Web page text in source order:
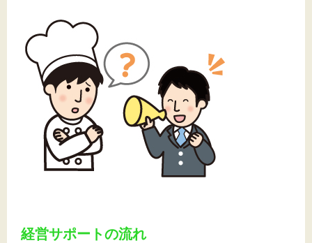
背景色
黒 白 黄
経営サポートの流れ